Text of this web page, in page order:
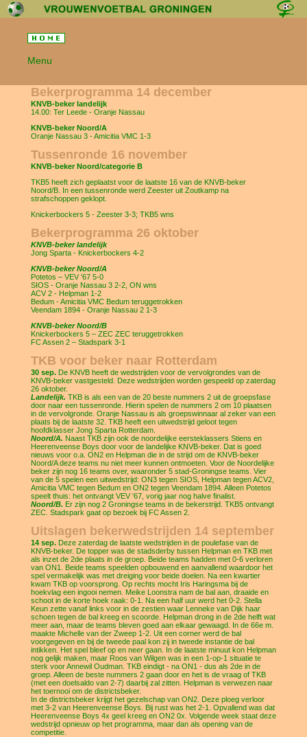
Menu
Bekerprogramma 14 december
KNVB-beker landelijk
14.00: Ter Leede - Oranje Nassau
KNVB-beker Noord/A
Oranje Nassau 3 - Amicitia VMC 1-3
Tussenronde 16 november
KNVB-beker Noord/categorie B
TKB5 heeft zich geplaatst voor de laatste 16 van de KNVB-beker
Noord/B. In een tussenronde werd Zeester uit Zoutkamp na
strafschoppen geklopt.
Knickerbockers 5 - Zeester 3-3; TKB5 wns
Bekerprogramma 26 oktober
KNVB-beker landelijk
Jong Sparta - Knickerbockers 4-2
KNVB-beker Noord/A
Potetos – VEV '67 5-0
SIOS - Oranje Nassau 3 2-2, ON wns
ACV 2 - Helpman 1-2
Bedum - Amicitia VMC Bedum teruggetrokken
Veendam 1894 - Oranje Nassau 2 1-3
KNVB-beker Noord/B
Knickerbockers 5 – ZEC ZEC teruggetrokken
FC Assen 2 – Stadspark 3-1
TKB voor beker naar Rotterdam
30 sep.De KNVB heeft de wedstrijden voor de vervolgrondes van de
KNVB-beker vastgesteld. Deze wedstrijden worden gespeeld op zaterdag
26 oktober.
Landelijk. TKB is als een van de 20 beste nummers 2 uit de groepsfase
door naar een tussenronde. Hierin spelen de nummers 2 om 10 plaatsen
in de vervolgronde. Oranje Nassau is als groepswinnaar al zeker van een
plaats bij de laatste 32. TKB heeft een uitwedstrijd geloot tegen
hoofdklasser Jong Sparta Rotterdam.
Noord/A. Naast TKB zijn ook de noordelijke eersteklassers Stiens en
Heerenveense Boys door voor de landelijke KNVB-beker. Dat is goed
nieuws voor o.a. ON2 en Helpman die in de strijd om de KNVB-beker
Noord/A deze teams nu niet meer kunnen ontmoeten. Voor de Noordelijke
beker zijn nog 16 teams over, waaronder 5 stad-Groningse teams. Vier
van de 5 spelen een uitwedstrijd: ON3 tegen SIOS, Helpman tegen ACV2,
Amicitia VMC tegen Bedum en ON2 tegen Veendam 1894. Alleen Potetos
speelt thuis: het ontvangt VEV '67, vorig jaar nog halve finalist.
Noord/B. Er zijn nog 2 Groningse teams in de bekerstrijd. TKB5 ontvangt
ZEC. Stadspark gaat op bezoek bij FC Assen 2.
Uitslagen bekerwedstrijden 14 september
14 sep.Deze zaterdag de laatste wedstrijden in de poulefase van de
KNVB-beker. De topper was de stadsderby tussen Helpman en TKB met
als inzet de 2de plaats in de groep. Beide teams hadden met 0-6 verloren
van ON1. Beide teams speelden opbouwend en aanvallend waardoor het
spel vermakelijk was met dreiging voor beide doelen. Na een kwartier
kwam TKB op voorsprong. Op rechts mocht Iris Haringsma bij de
hoekvlag een ingooi nemen. Meike Loonstra nam de bal aan, draaide en
schoot in de korte hoek raak: 0-1. Na een half uur werd het 0-2. Stella
Keun zette vanaf links voor in de zestien waar Lenneke van Dijk haar
schoen tegen de bal kreeg en scoorde. Helpman drong in de 2de helft wat
meer aan, maar de teams bleven goed aan elkaar gewaagd. In de 66e m.
maakte Michelle van der Zweep 1-2. Uit een corner werd de bal
voorgegeven en bij de tweede paal kon zij in tweede instantie de bal
intikken. Het spel bleef op en neer gaan. In de laatste minuut kon Helpman
nog gelijk maken, maar Roos van Wilgen was in een 1-op-1 situatie te
sterk voor Annewil Oudman. TKB eindigt - na ON1 - dus als 2de in de
groep. Alleen de beste nummers 2 gaan door en het is de vraag of TKB
(met een doelsaldo van 2-7) daarbij zal zitten. Helpman is verwezen naar
het toernooi om de districtsbeker.
In de districtsbeker krijgt het gezelschap van ON2. Deze ploeg verloor
met 3-2 van Heerenveense Boys. Bij rust was het 2-1. Opvallend was dat
Heerenveense Boys 4x geel kreeg en ON2 0x. Volgende week staat deze
wedstrijd opnieuw op het programma, maar dan als opening van de
competitie.